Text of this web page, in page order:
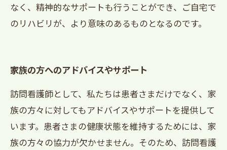
なく、精神的なサポートも行うことができ、ご自宅で
のリハビリが、より意味のあるものとなるのです。
家族の方へのアドバイスやサポート
訪問看護師として、私たちは患者さまだけでなく、家
族の方々に対してもアドバイスやサポートを提供して
います。患者さまの健康状態を維持するためには、家
族の方々の協力が欠かせません。そのため、訪問看護